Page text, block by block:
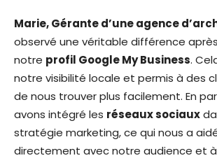
Marie, Gérante d’une agence
observé une véritable différence
notre profil Google My Business.
notre visibilité locale et permis à des
de nous trouver plus facilement. En
avons intégré les réseaux sociaux
stratégie marketing, ce qui nous a
directement avec notre audience et